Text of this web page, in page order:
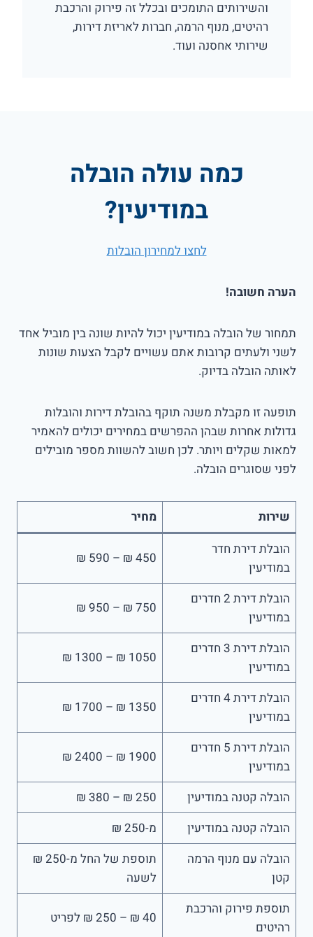
והשירותים התומכים ובכלל זה פירוק והרכבת
רהיטים, מנוף הרמה, חברות לאריזת דירות,
שירותי אחסנה ועוד.
כמה עולה הובלה
במודיעין?
לחצו למחירון הובלות
הערה חשובה!
תמחור של הובלה במודיעין יכול להיות שונה בין מוביל אחד
לשני ולעתים קרובות אתם עשויים לקבל הצעות שונות
לאותה הובלה בדיוק.
תופעה זו מקבלת משנה תוקף בהובלת דירות והובלות
גדולות אחרות שבהן ההפרשים במחירים יכולים להאמיר
למאות שקלים ויותר. לכן חשוב להשוות מספר מובילים
לפני שסוגרים הובלה.
שירות
מחיר
הובלת דירת חדר
במודיעין
450 ₪ – 590 ₪
הובלת דירת 2 חדרים
במודיעין
750 ₪ – 950 ₪
הובלת דירת 3 חדרים
במודיעין
1050 ₪ – 1300 ₪
הובלת דירת 4 חדרים
במודיעין
1350 ₪ – 1700 ₪
הובלת דירת 5 חדרים
במודיעין
1900 ₪ – 2400 ₪
הובלה קטנה במודיעין
250 ₪ – 380 ₪
הובלה קטנה במודיעין
מ-250 ₪
הובלה עם מנוף הרמה
קטן
תוספת של החל מ-250 ₪
לשעה
תוספת פירוק והרכבת
רהיטים
40 ₪ – 250 ₪ לפריט